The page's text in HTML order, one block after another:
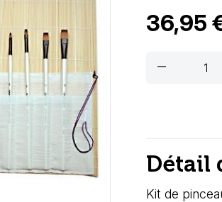
36,95
remove
Détail
Kit de